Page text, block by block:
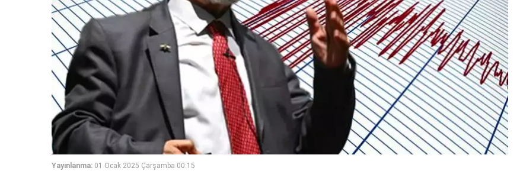
Yayınlanma: 01 Ocak 2025 Çarşamba 00:15